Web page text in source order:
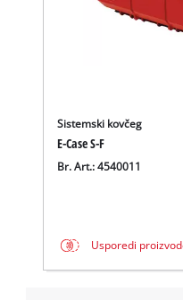
Sistemski kovčeg
E-Case S-F
Br. Art.: 4540011
Usporedi